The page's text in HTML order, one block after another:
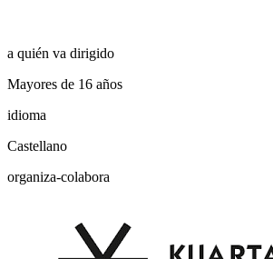
a quién va dirigido
Mayores de 16 años
idioma
Castellano
organiza-colabora